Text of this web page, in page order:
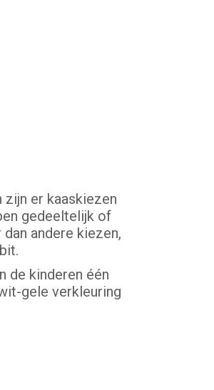
er kaaskiezen
gedeeltelijk of
andere kiezen,
de kinderen één
gele verkleuring